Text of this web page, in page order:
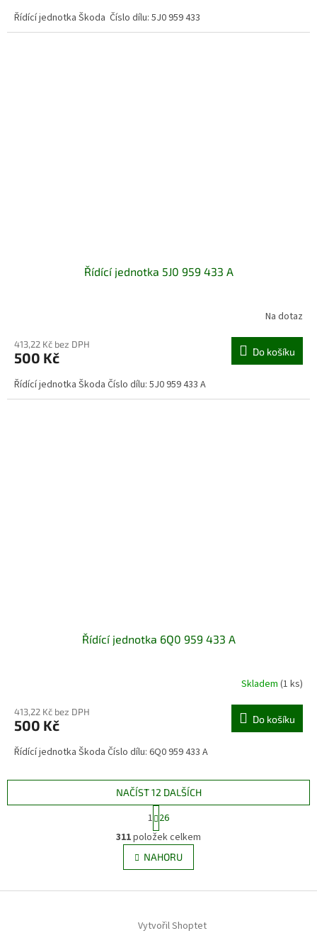
Řídící jednotka Škoda Číslo dílu: 5J0 959 433
Řídící jednotka 5J0 959 433 A
Na dotaz
413,22 Kč bez DPH
500 Kč Do košíku
Řídící jednotka Škoda Číslo dílu: 5J0 959 433 A
Řídící jednotka 6Q0 959 433 A
Skladem (1 ks)
413,22 Kč bez DPH
500 Kč Do košíku
Řídící jednotka Škoda Číslo dílu: 6Q0 959 433 A
O
v
l
á
í
NAČÍST 12 DALŠÍCH
S
t
r
á
n
k
v
n
í
1 26
311položek celkem
NAHORU
Vytvořil Shoptet